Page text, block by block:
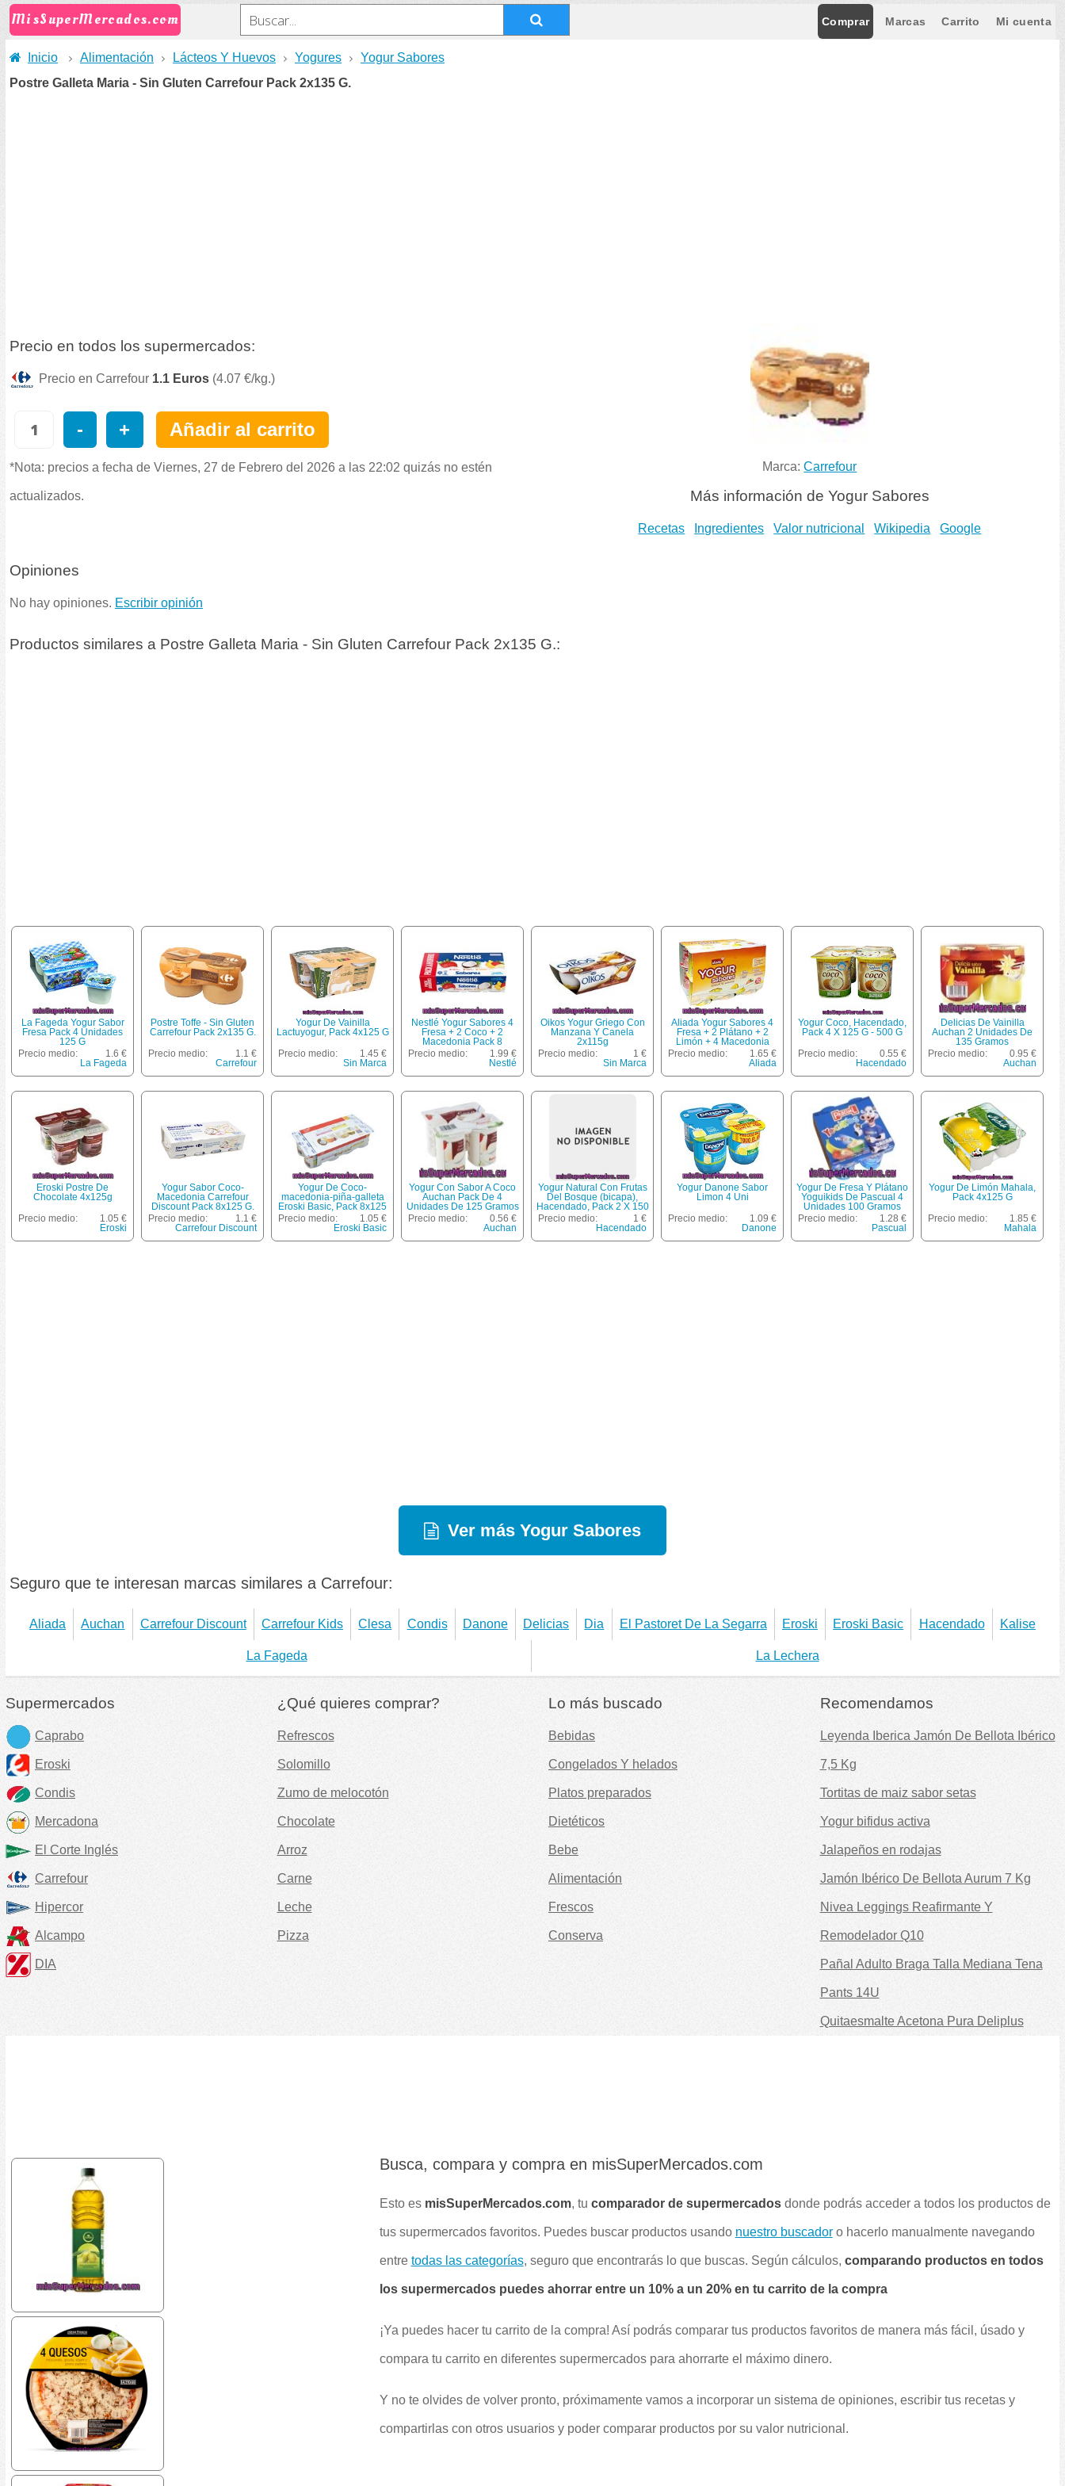
MisSuperMercados.com Comprar Marcas Carrito Mi cuenta
Inicio Alimentación Lácteos Y Huevos Yogures
Yogur Sabores
Postre Galleta Maria - Sin Gluten Carrefour Pack 2x135 G.
Marca:Carrefour
Más información de Yogur Sabores
Recetas Ingredientes Valor nutricional Wikipedia Google
Precio en todos los supermercados:
Precio en Carrefour 1.1 Euros (4.07 €/kg.)
- + Añadir al carrito
*Nota: precios a fecha de Viernes, 27 de Febrero del 2026 a las 22:02 quizás no estén
actualizados.
Opiniones
No hay opiniones. Escribir opinión
Productos similares a Postre Galleta Maria - Sin Gluten Carrefour Pack 2x135 G.:
La Fageda Yogur Sabor
Fresa Pack 4 Unidades
125 G
Precio medio:
1.6 €
La Fageda
Postre Toffe - Sin Gluten
Carrefour Pack 2x135 G.
Precio medio:
1.1 €
Carrefour
Yogur De Vainilla
Lactuyogur, Pack 4x125 G
Precio medio:
1.45 €
Sin Marca
Nestlé Yogur Sabores 4
Fresa + 2 Coco + 2
Macedonia Pack 8
Unidades 120 G
Precio medio:
1.99 €
Nestlé
Oikos Yogur Griego Con
Manzana Y Canela
2x115g
Precio medio:
1 €
Sin Marca
Aliada Yogur Sabores 4
Fresa + 2 Plátano + 2
Limón + 4 Macedonia
Pack 12 Unidades 125 G
Precio medio:
1.65 €
Aliada
Yogur Coco, Hacendado,
Pack 4 X 125 G - 500 G
Precio medio:
0.55 €
Hacendado
Delicias De Vainilla
Auchan 2 Unidades De
135 Gramos
Precio medio:
0.95 €
Auchan
Eroski Postre De
Chocolate 4x125g
Precio medio:
1.05 €
Eroski
Yogur Sabor Coco-
Macedonia Carrefour
Discount Pack 8x125 G.
Precio medio:
1.1 €
Carrefour Discount
Yogur De Coco-
macedonia-piña-galleta
Eroski Basic, Pack 8x125
G
Precio medio:
1.05 €
Eroski Basic
Yogur Con Sabor A Coco
Auchan Pack De 4
Unidades De 125 Gramos
Precio medio:
0.56 €
Auchan
Yogur Natural Con Frutas
Del Bosque (bicapa),
Hacendado, Pack 2 X 150
G - 300 G
Precio medio:
1 €
Hacendado
Yogur Danone Sabor
Limon 4 Uni
Precio medio:
1.09 €
Danone
Yogur De Fresa Y Plátano
Yoguikids De Pascual 4
Unidades 100 Gramos
Precio medio:
1.28 €
Pascual
Yogur De Limón Mahala,
Pack 4x125 G
Precio medio:
1.85 €
Mahala
Ver más Yogur Sabores
Seguro que te interesan marcas similares a Carrefour:
Aliada Auchan Carrefour Discount Carrefour Kids Clesa Condis Danone Delicias Dia El Pastoret De La Segarra Eroski Eroski Basic Hacendado Kalise
La Fageda La Lechera
Supermercados
Caprabo
Eroski
Condis
Mercadona
El Corte Inglés
Carrefour
Hipercor
Alcampo
DIA
¿Qué quieres comprar?
Refrescos
Solomillo
Zumo de melocotón
Chocolate
Arroz
Carne
Leche
Pizza
Lo más buscado
Bebidas
Congelados Y helados
Platos preparados
Dietéticos
Bebe
Alimentación
Frescos
Conserva
Recomendamos
Leyenda Iberica Jamón De Bellota Ibérico
7,5 Kg
Tortitas de maiz sabor setas
Yogur bifidus activa
Jalapeños en rodajas
Jamón Ibérico De Bellota Aurum 7 Kg
Nivea Leggings Reafirmante Y
Remodelador Q10
Pañal Adulto Braga Talla Mediana Tena
Pants 14U
Quitaesmalte Acetona Pura Deliplus
Busca, compara y compra en misSuperMercados.com
Esto es misSuperMercados.com, tu comparador de supermercadosdonde podrás acceder a todos los productos de
tus supermercados favoritos. Puedes buscar productos usando nuestro buscadoro hacerlo manualmente navegando
entre todas las categorías, seguro que encontrarás lo que buscas. Según cálculos, comparando productos en todos
los supermercados puedes ahorrar entre un 10% a un 20% en tu carrito de la compra
¡Ya puedes hacer tu carrito de la compra! Así podrás comparar tus productos favoritos de manera más fácil, úsado y
compara tu carrito en diferentes supermercados para ahorrarte el máximo dinero.
Y no te olvides de volver pronto, próximamente vamos a incorporar un sistema de opiniones, escribir tus recetas y
compartirlas con otros usuarios y poder comparar productos por su valor nutricional.